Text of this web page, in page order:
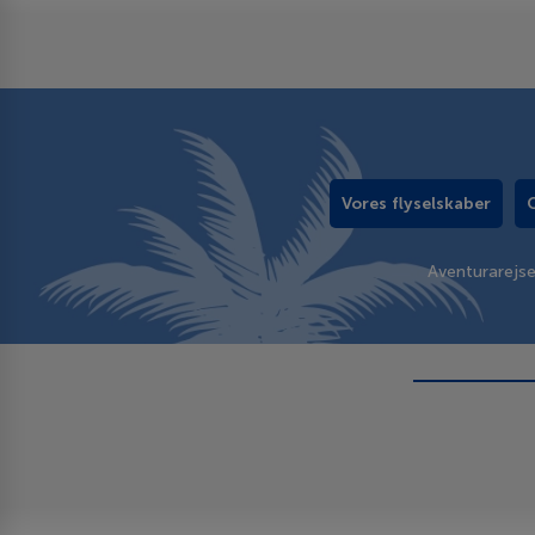
Vores flyselskaber